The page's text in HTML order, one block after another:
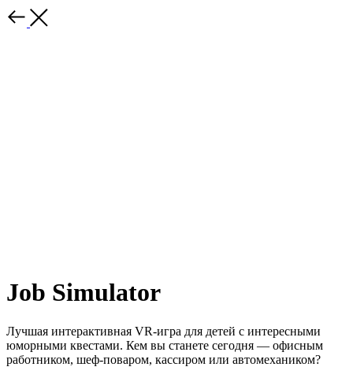
Job Simulator
Лучшая интерактивная VR-игра для детей с интересными
юморными квестами. Кем вы станете сегодня — офисным
работником, шеф-поваром, кассиром или автомехаником?